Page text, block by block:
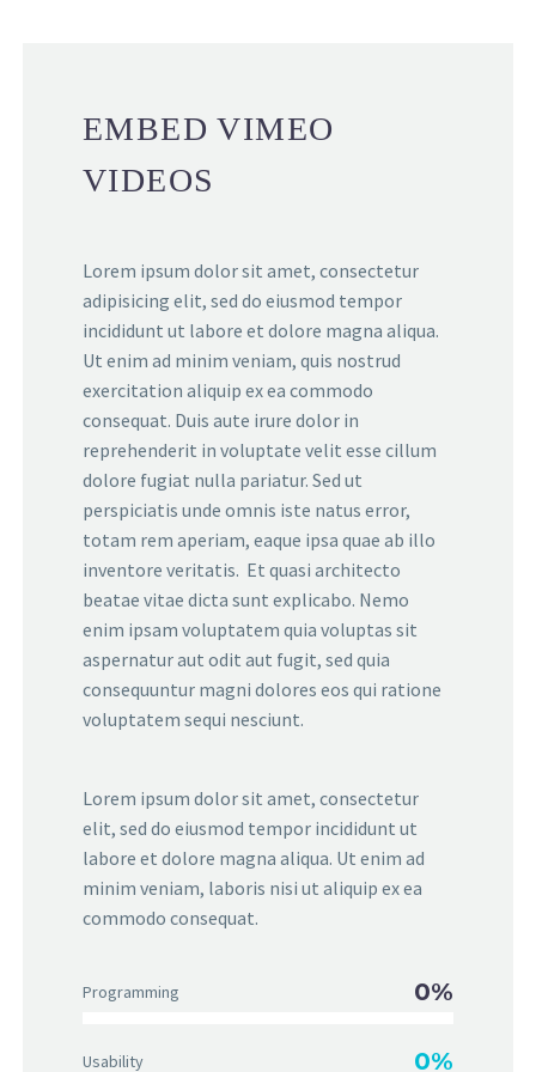
EMBED VIMEO
VIDEOS
Lorem ipsum dolor sit amet, consectetur
adipisicing elit, sed do eiusmod tempor
incididunt ut labore et dolore magna aliqua.
Ut enim ad minim veniam, quis nostrud
exercitation aliquip ex ea commodo
consequat. Duis aute irure dolor in
reprehenderit in voluptate velit esse cillum
dolore fugiat nulla pariatur. Sed ut
perspiciatis unde omnis iste natus error,
totam rem aperiam, eaque ipsa quae ab illo
inventore veritatis. Et quasi architecto
beatae vitae dicta sunt explicabo. Nemo
enim ipsam voluptatem quia voluptas sit
aspernatur aut odit aut fugit, sed quia
consequuntur magni dolores eos qui ratione
voluptatem sequi nesciunt.
Lorem ipsum dolor sit amet, consectetur
elit, sed do eiusmod tempor incididunt ut
labore et dolore magna aliqua. Ut enim ad
minim veniam, laboris nisi ut aliquip ex ea
commodo consequat.
Programming 0%
Usability 0%